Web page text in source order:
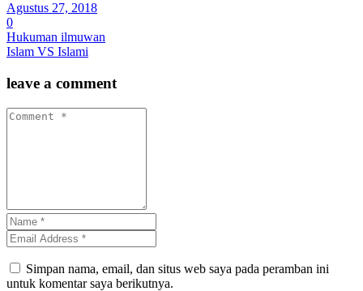
Agustus 27, 2018
0
Hukuman ilmuwan
Islam VS Islami
leave a comment
Simpan nama, email, dan situs web saya pada peramban ini
untuk komentar saya berikutnya.